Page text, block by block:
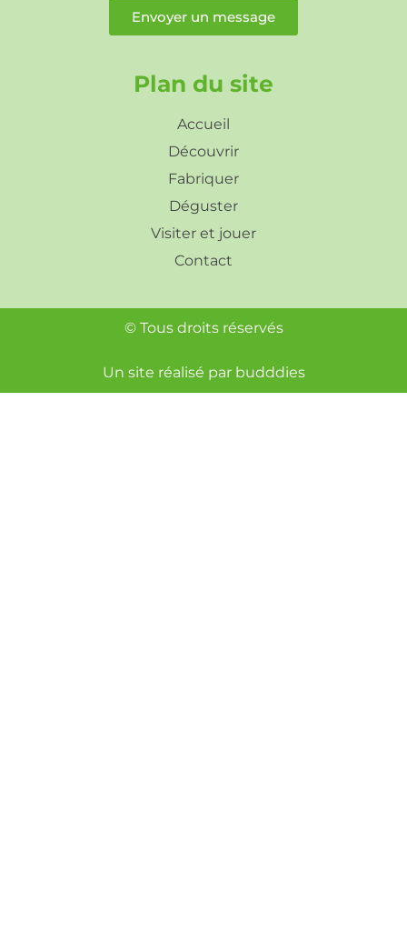
Envoyer un message
Plan du site
Accueil
Découvrir
Fabriquer
Déguster
Visiter et jouer
Contact
© Tous droits réservés
Un site réalisé par budddies